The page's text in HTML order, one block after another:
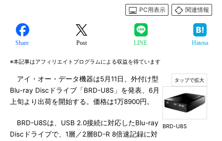
PC用表示
関連情報
Share Post LINE Hatena
※本記事はアフィリエイトプログラムによる収益を得ています
BRD-U8S
アイ・オー・データ機器は5月11日、外付け型
Blu-ray Discドライブ「BRD-U8S」を発表、6月
上旬より出荷を開始する。価格は1万8900円。
BRD-U8Sは、USB 2.0接続に対応したBlu-ray
Discドライブで、1層／2層BD-R 8倍速記録に対